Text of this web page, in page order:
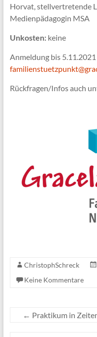
Horvat, stellvertretende
Medienpädagogin MSA
Unkosten:keine
Anmeldung bis
Rückfragen/Infos auch
ChristophSchreck
Keine Kommentare
← Praktikum in